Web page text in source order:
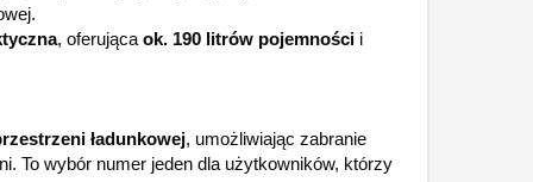
, oferująca ok. 190 litrów pojemnościi
ładunkowej, umożliwiając zabranie
To wybór numer jeden dla użytkowników, którzy